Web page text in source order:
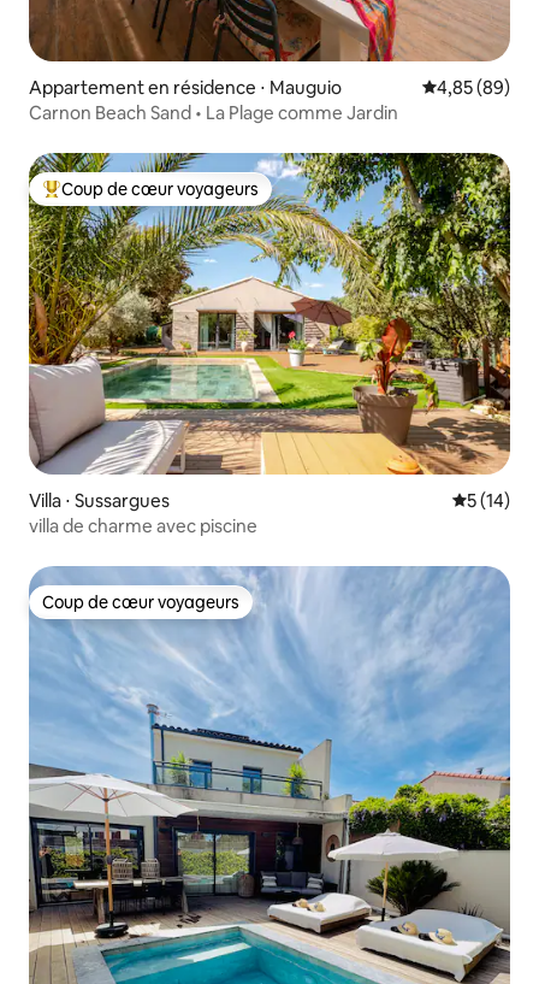
Appartement en résidence ⋅ Mauguio Évaluation
4,85 (89)
Carnon Beach Sand • La Plage comme Jardin
Coups de cœur voyageurs les plus appréciés
Coup de cœur voyageurs
Villa ⋅ Sussargues
5 (14)
villa de charme avec piscine
Coup de cœur voyageurs
Coup de cœur voyageurs